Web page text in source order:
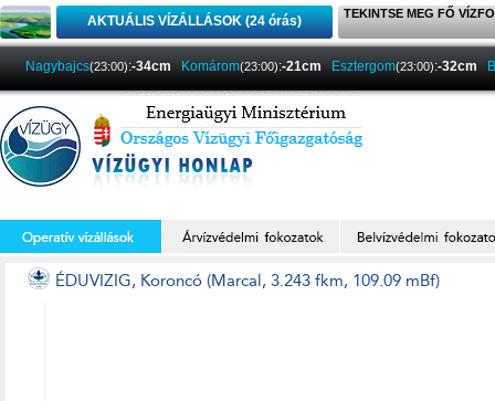
AKTUÁLIS VÍZÁLLÁSOK (24 órás) TEKINTSE MEG FŐ
Nagybajcs(23:00):-34cm Komárom(23:00):-21cm Esztergom(23:00):-32cm